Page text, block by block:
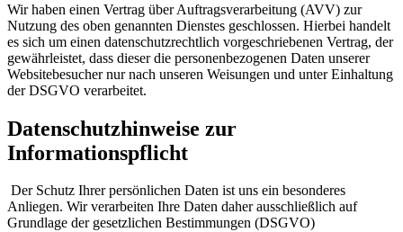
Wir haben einen Vertrag über Auftragsverarbeitung (AVV) zur
Nutzung des oben genannten Dienstes geschlossen. Hierbei handelt
es sich um einen datenschutzrechtlich vorgeschriebenen Vertrag, der
gewährleistet, dass dieser die personenbezogenen Daten unserer
Websitebesucher nur nach unseren Weisungen und unter Einhaltung
der DSGVO verarbeitet.
Datenschutzhinweise zur
Informationspflicht
Der Schutz Ihrer persönlichen Daten ist uns ein besonderes
Anliegen. Wir verarbeiten Ihre Daten daher ausschließlich auf
Grundlage der gesetzlichen Bestimmungen (DSGVO)